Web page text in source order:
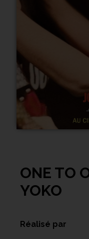
ONE TO
YOKO
Réalisé par